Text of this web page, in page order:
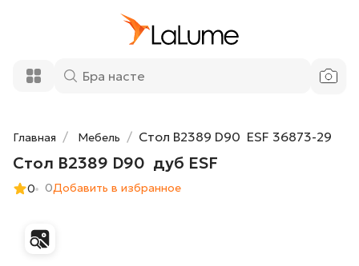
Главная Мебель Стол B2389 D90 ESF 36873-29
Стол B2389 D90 дуб ESF
0 0Добавить в избранное
Стол B2389 D90 дуб ESF